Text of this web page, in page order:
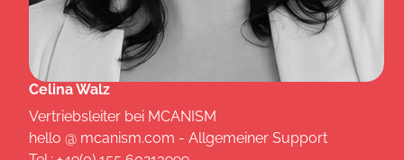
Celina Walz
Vertriebsleiter bei MCANISM
hello @ mcanism.com - Allgemeiner Support